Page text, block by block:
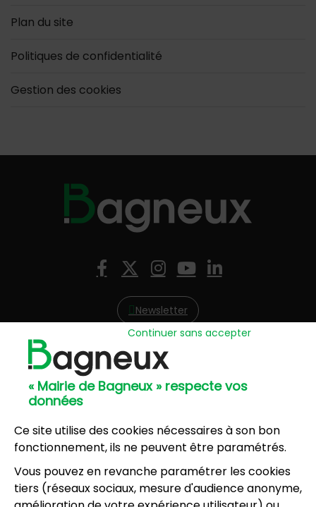
« Mairie de Bagneux » respecte vos
données
Ce site utilise des cookies nécessaires à son bon
fonctionnement, ils ne peuvent être paramétrés.
Vous pouvez en revanche paramétrer les cookies
tiers (réseaux sociaux, mesure d'audience anonyme,
Continuer sans accepter
Plan du site
Politiques de confidentialité
Gestion des cookies
Facebook
X (Twitter)
Instagram
YouTube
LinkedIn
Newsletter
Hôtel de Ville
57, avenue Henri Ravera - 92220 Bagneux
01 42 31 60 00
8, résidence du Port Galand - 92220 Bagneux
01 45 47 62 00
NOUS CONTACTER